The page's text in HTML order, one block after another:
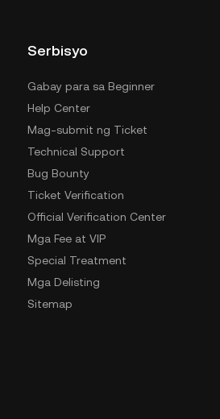
Serbisyo
Gabay para sa Beginner
Help Center
Mag-submit ng Ticket
Technical Support
Bug Bounty
Ticket Verification
Official Verification Center
Mga Fee at VIP
Special Treatment
Mga Delisting
Sitemap